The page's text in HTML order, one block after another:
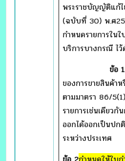
พระราชบัญญัติแก้ไ
(ฉบับที่ 30) พ.ศ
กำหนดรายการใน
บริการบางกรณี ไ
ข้อ 1
ของการขายสินค้า
ตามมาตรา 86/
รายการเช่นเดียว
ออกได้ออกเป็นปก
ระหว่างประเทศ